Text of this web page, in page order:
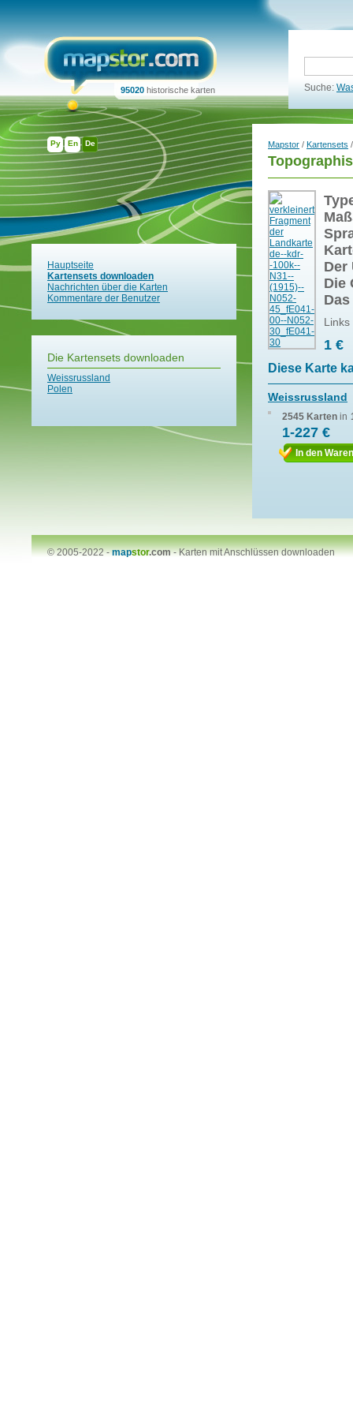
Ру En De
95020 historische karten Suche:
Hauptseite
Kartensets downloaden
Nachrichten über die Karten
Kommentare der Benutzer
Die Kartensets downloaden
Weissrussland
Polen
Mapstor / Kartensets
Der
Die
1 €
Diese Karte
Weissrussland
2545 Karten in
1-227 €
In den
© 2005-2022 -mapstor.com-Karten mit Anschlüssen downloaden